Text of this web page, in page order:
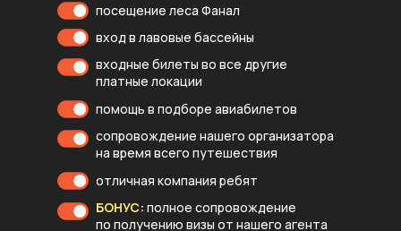
посещение леса Фанал
вход в лавовые бассейны
входные билеты во все другие
платные локации
помощь в подборе авиабилетов
отличная компания ребят
БОНУС: полное сопровождение
по получению визы от нашего агента
сопровождение нашего организатора
на время всего путешествия